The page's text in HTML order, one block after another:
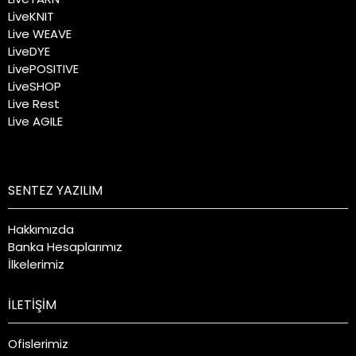
LiveKNIT
Live WEAVE
LiveDYE
LivePOSITIVE
LiveSHOP
Live Rest
Live AGILE
SENTEZ YAZILIM
Hakkımızda
Banka Hesaplarımız
İlkelerimiz
İLETİŞİM
Ofislerimiz